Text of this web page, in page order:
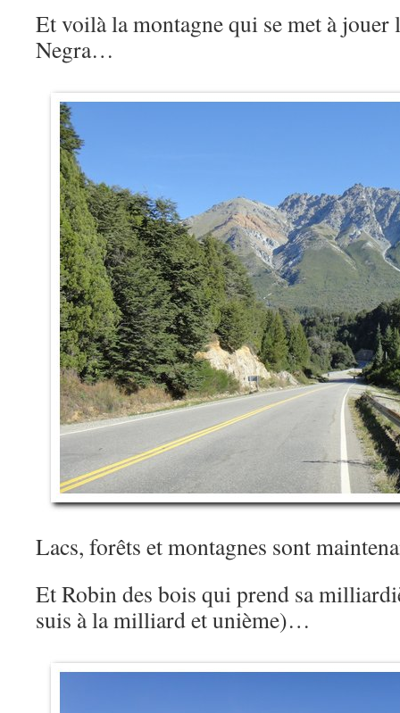
Et voilà la montagne qui se met à jouer
Negra…
Lacs, forêts et montagnes sont
Et Robin des bois qui prend sa
suis à la milliard et unième)…